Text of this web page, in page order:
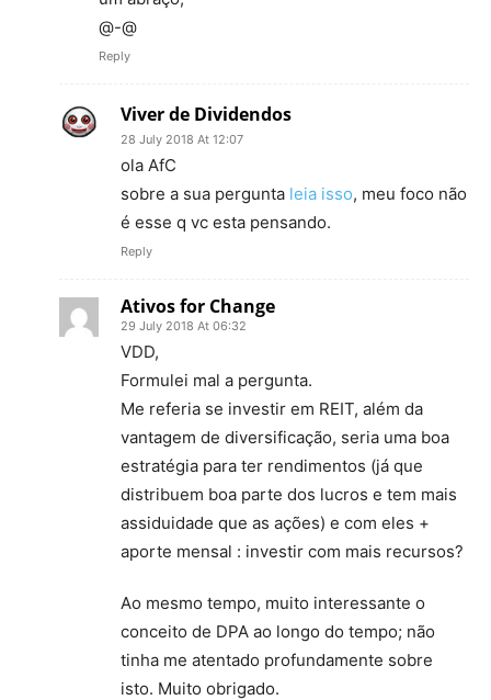
@-@
Reply
Viver de Dividendos
28 July 2018 At 12:07
ola AfC
sobre a sua pergunta leia isso, meu foco não
é esse q vc esta pensando.
Reply
Ativos for Change
29 July 2018 At 06:32
VDD,
Formulei mal a pergunta.
Me referia se investir em REIT, além da
vantagem de diversificação, seria uma boa
estratégia para ter rendimentos (já que
distribuem boa parte dos lucros e tem mais
assiduidade que as ações) e com eles +
aporte mensal : investir com mais recursos?
Ao mesmo tempo, muito interessante o
conceito de DPA ao longo do tempo; não
tinha me atentado profundamente sobre
isto. Muito obrigado.